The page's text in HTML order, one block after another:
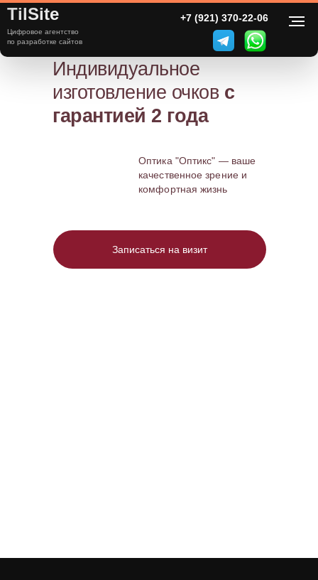
TilSite
Цифровое агентство
по разработке сайтов
+7 (921) 370-22-06
Оптика "Оптикс" — ваше
качественное зрение и
комфортная жизнь
Записаться на визит
Оптика "Оптикс"
г. Москва ул.Пушкина д.123
Индивидуальное
изготовление очков с
гарантией 2 года